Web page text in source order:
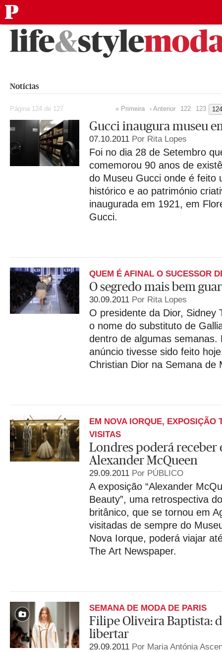
Saltarlife&style
Notícias
Página 124 de 127 « Primeira ‹ Anterior 122 123 124
Gucci inaugura museu
07.10.2011 Por Rita Lopes
Foi no dia 28 de Setembro
comemorou 90 anos de
do Museu Gucci onde é feito
histórico e ao património
inaugurada em 1921, em
Gucci.
QUEM É AFINAL O SUCESSOR
O segredo mais bem
30.09.2011 Por Rita Lopes
O presidente da Dior, Sidney
o nome do substituto de
dentro de algumas semanas.
anúncio tivesse sido feito
Christian Dior na Semana de
EM NOVA IORQUE, EXPOSIÇÃO
VISITAS
Londres poderá receber
Alexander McQueen
29.09.2011 Por PÚBLICO
A exposição “Alexander
Beauty”, uma retrospectiva
britânico, que se tornou em
visitadas de sempre do
Nova Iorque, poderá viajar
The Art Newspaper.
SEMANA DE MODA DE PARIS
Filipe Oliveira Baptista:
libertar
29.09.2011 Por Maria Antónia